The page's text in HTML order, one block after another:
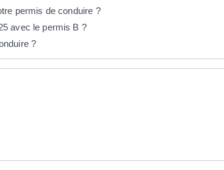
permis de conduire ?
avec le permis B ?
?